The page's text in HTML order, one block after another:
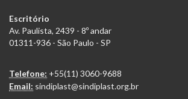
Escritório
Av. Paulista, 2439 - 8º andar
01311-936 - São Paulo - SP
Telefone: +55(11) 3060-9688
Email: sindiplast@sindiplast.org.br